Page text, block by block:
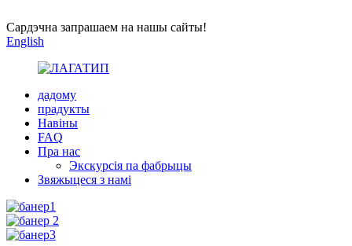
Сардэчна запрашаем на нашы сайты!
English
дадому
прадукты
Навіны
FAQ
Пра нас
Экскурсія па фабрыцы
Звяжыцеся з намі